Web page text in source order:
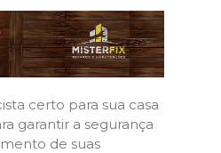
certo para sua casa
garantir a segurança
de suas